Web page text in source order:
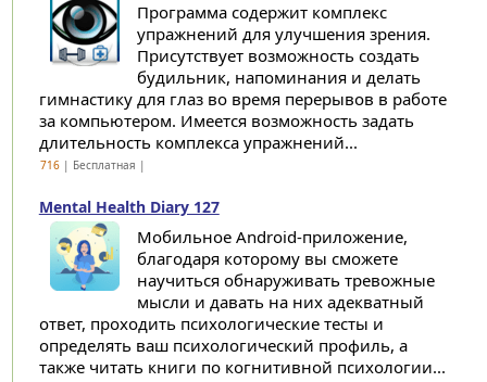
Программа содержит комплекс
упражнений для улучшения зрения.
Присутствует возможность создать
будильник, напоминания и делать
гимнастику для глаз во время перерывов в работе
за компьютером. Имеется возможность задать
длительность комплекса упражнений...
716| Бесплатная |
Mental Health Diary 127
Мобильное Android-приложение,
благодаря которому вы сможете
научиться обнаруживать тревожные
мысли и давать на них адекватный
ответ, проходить психологические тесты и
определять ваш психологический профиль, а
также читать книги по когнитивной психологии...